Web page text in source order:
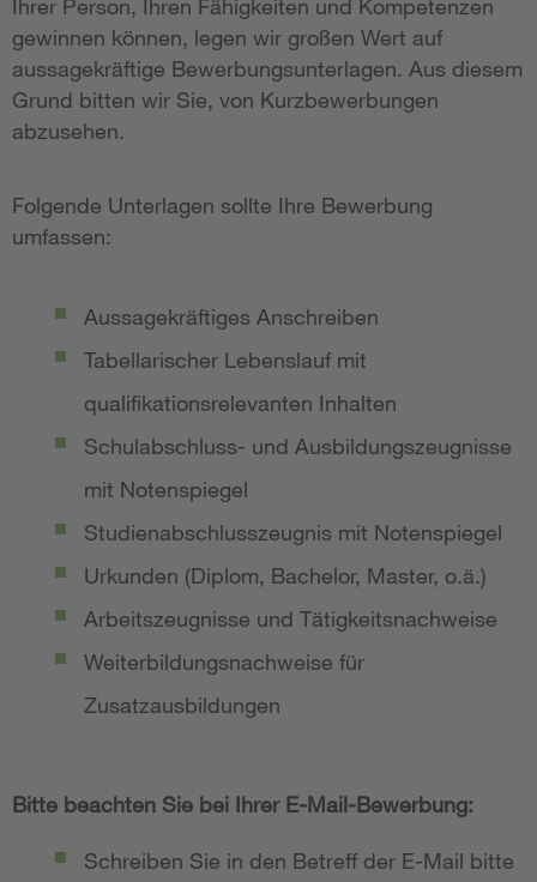
Ihrer Person, Ihren Fähigkeiten und Kompetenzen
gewinnen können, legen wir großen Wert auf
aussagekräftige Bewerbungsunterlagen. Aus diesem
Grund bitten wir Sie, von Kurzbewerbungen
abzusehen.
Folgende Unterlagen sollte Ihre Bewerbung
umfassen:
Aussagekräftiges Anschreiben
Tabellarischer Lebenslauf mit
qualifikationsrelevanten Inhalten
Schulabschluss- und Ausbildungszeugnisse
mit Notenspiegel
Studienabschlusszeugnis mit Notenspiegel
Urkunden (Diplom, Bachelor, Master, o.ä.)
Arbeitszeugnisse und Tätigkeitsnachweise
Weiterbildungsnachweise für
Zusatzausbildungen
Bitte beachten Sie bei Ihrer E-Mail-Bewerbung:
Schreiben Sie in den Betreff der E-Mail bitte